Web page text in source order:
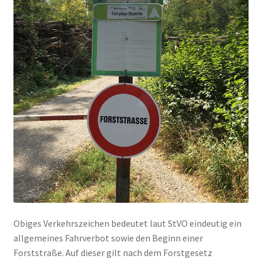
Obiges Verkehrszeichen bedeutet laut StVO eindeutig ein
allgemeines Fahrverbot sowie den Beginn einer
Forststraße. Auf dieser gilt nach dem Forstgesetz